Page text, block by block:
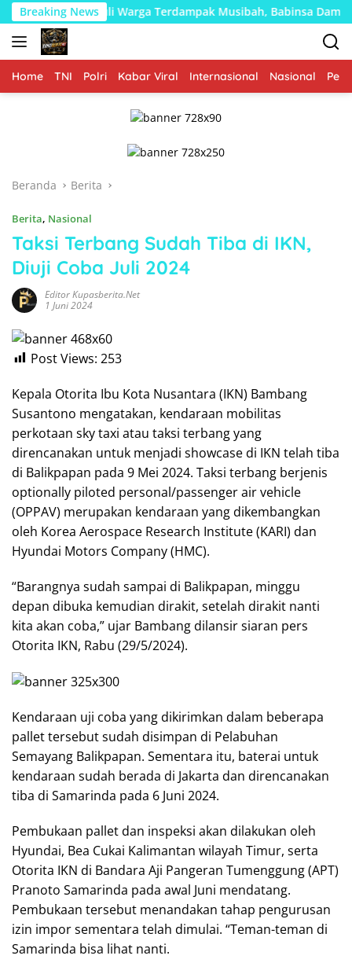
Langsung
ke
konten
Breaking News
Peduli Warga Terdampak Musibah, Babinsa Dampingi
Home TNI Polri Kabar Viral Internasional Nasional
Beranda Berita
Berita, Nasional
Taksi Terbang Sudah Tiba di IKN,
Diuji Coba Juli 2024
Editor Kupasberita.net
1 Juni 2024
Post Views: 253
Kepala Otorita Ibu Kota Nusantara (IKN) Bambang
Susantono mengatakan, kendaraan mobilitas
perkotaan sky taxi atau taksi terbang yang
direncanakan untuk menjadi showcase di IKN telah tiba
di Balikpapan pada 9 Mei 2024. Taksi terbang berjenis
optionally piloted personal/passenger air vehicle
(OPPAV) merupakan kendaraan yang dikembangkan
oleh Korea Aerospace Research Institute (KARI) dan
Hyundai Motors Company (HMC).
“Barangnya sudah sampai di Balikpapan, minggu
depan dibuka kemudian dirakit, setelah dirakit nanti
kita akan coba,” ujar Bambang dilansir siaran pers
Otorita IKN, Rabu (29/5/2024).
Kendaraan uji coba yang dikirimkan dalam beberapa
pallet tersebut sudah disimpan di Pelabuhan
Semayang Balikpapan. Sementara itu, baterai untuk
kendaraan sudah berada di Jakarta dan direncanakan
tiba di Samarinda pada 6 Juni 2024.
Pembukaan pallet dan inspeksi akan dilakukan oleh
Hyundai, Bea Cukai Kalimantan wilayah Timur, serta
Otorita IKN di Bandara Aji Pangeran Tumenggung (APT)
Pranoto Samarinda pada awal Juni mendatang.
Pembukaan tersebut menandakan tahap pengurusan
izin impor sementara telah dimulai. “Teman-teman di
Samarinda bisa lihat nanti.